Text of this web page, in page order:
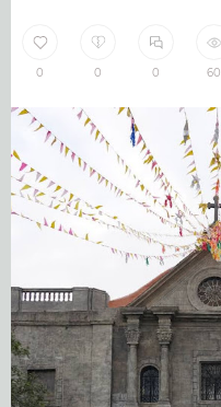
0 0 0 60